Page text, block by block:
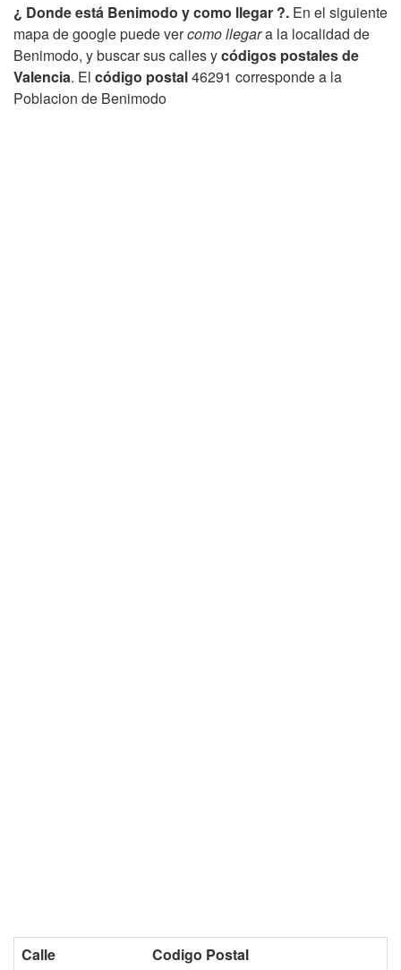
¿ Donde está Benimodo y como llegar ?. En el siguiente
mapa de google puede vercomo llegara la localidad de
Benimodo, y buscar sus calles ycódigos postales de
Valencia. El código postal46291 corresponde a la
Poblacion de Benimodo
Calle Codigo Postal